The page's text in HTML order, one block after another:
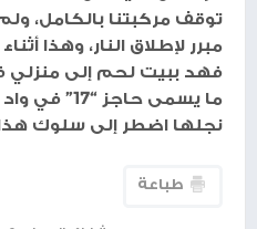
توقف مركبتنا بالكامل،
مبرر لإطلاق النار، وهذا
فهد ببيت لحم إلى منزلي
ما يسمى حاجز
نجلها اضطر إلى سلوك هذا
طباعة